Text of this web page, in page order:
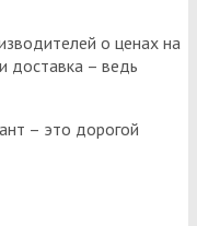
о ценах на
доставка – ведь
– это дорогой